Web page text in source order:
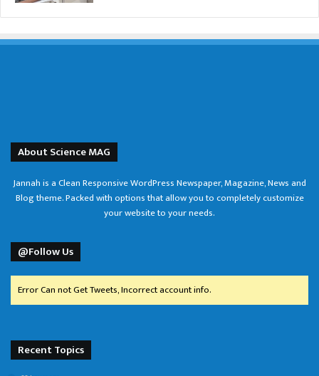
About Science MAG
Jannah is a Clean Responsive WordPress Newspaper, Magazine, News and
Blog theme. Packed with options that allow you to completely customize
your website to your needs.
@Follow Us
Error Can not Get Tweets, Incorrect account info.
Recent Topics